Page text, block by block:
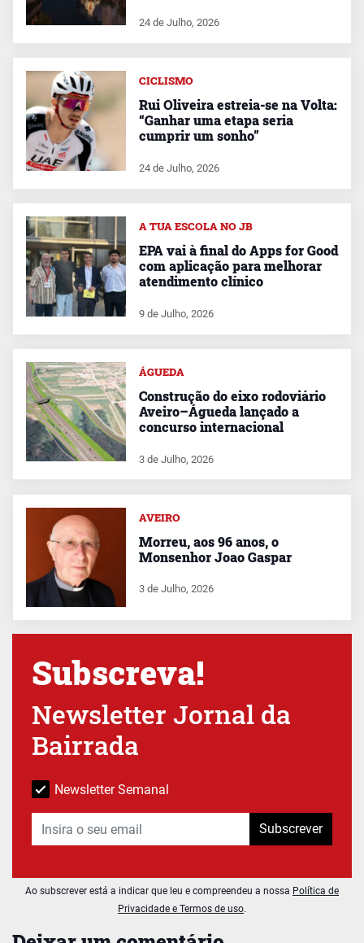
24 de Julho, 2026
CICLISMO
Rui Oliveira estreia-se na Volta:
“Ganhar uma etapa seria
cumprir um sonho”
24 de Julho, 2026
A TUA ESCOLA NO JB
EPA vai à final do Apps for Good
com aplicação para melhorar
atendimento clínico
9 de Julho, 2026
ÁGUEDA
Construção do eixo rodoviário
Aveiro–Águeda lançado a
concurso internacional
3 de Julho, 2026
AVEIRO
Morreu, aos 96 anos, o
Monsenhor Joao Gaspar
3 de Julho, 2026
Subscreva!
Newsletter Jornal da
Bairrada
Newsletter Semanal
Subscrever
Ao subscrever está a indicar que leu e compreendeu a nossa Política de
Privacidade e Termos de uso.